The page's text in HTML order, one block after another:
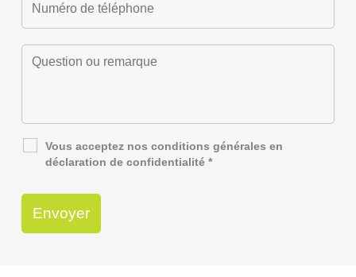
Vous acceptez nosconditions générales en
déclaration de confidentialité *